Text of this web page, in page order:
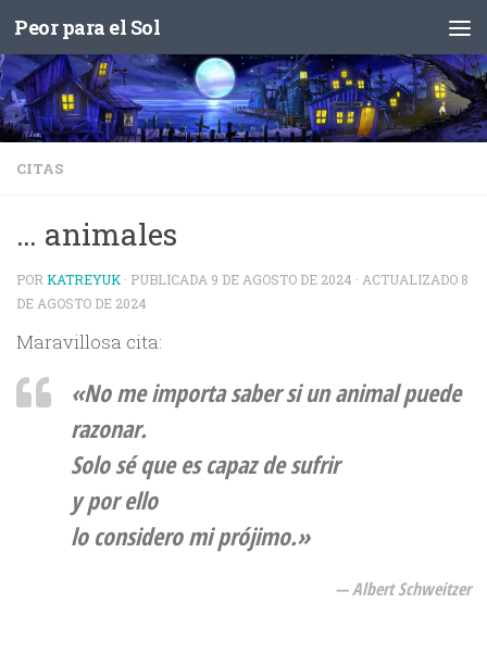
Saltar al contenido
Peor para el Sol
CITAS
… animales
POR KATREYUK · PUBLICADA 9 DE AGOSTO DE 2024 · ACTUALIZADO 8
DE AGOSTO DE 2024
Maravillosa cita:
«No me importa saber si un animal puede
razonar.
Solo sé que es capaz de sufrir
y por ello
lo considero mi prójimo.»
— Albert Schweitzer